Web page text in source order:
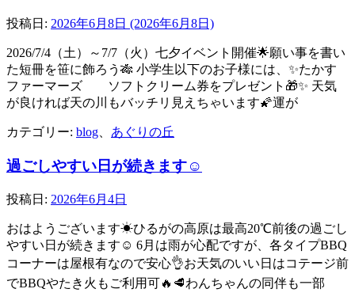
投稿日: 2026年6月8日 (2026年6月8日)
2026/7/4（土）～7/7（火）七夕イベント開催🌟願い事を書い
た短冊を笹に飾ろう🎋 小学生以下のお子様には、✨たかす
ファーマーズ ソフトクリーム券をプレゼント🎁✨ 天気
が良ければ天の川もバッチリ見えちゃいます🌠運が
カテゴリー: blog、 あぐりの丘
過ごしやすい日が続きます☺
投稿日: 2026年6月4日
おはようございます☀ひるがの高原は最高20℃前後の過ごし
やすい日が続きます☺ 6月は雨が心配ですが、各タイプBBQ
コーナーは屋根有なので安心👌お天気のいい日はコテージ前
でBBQやたき火もご利用可🔥🥩わんちゃんの同伴も一部